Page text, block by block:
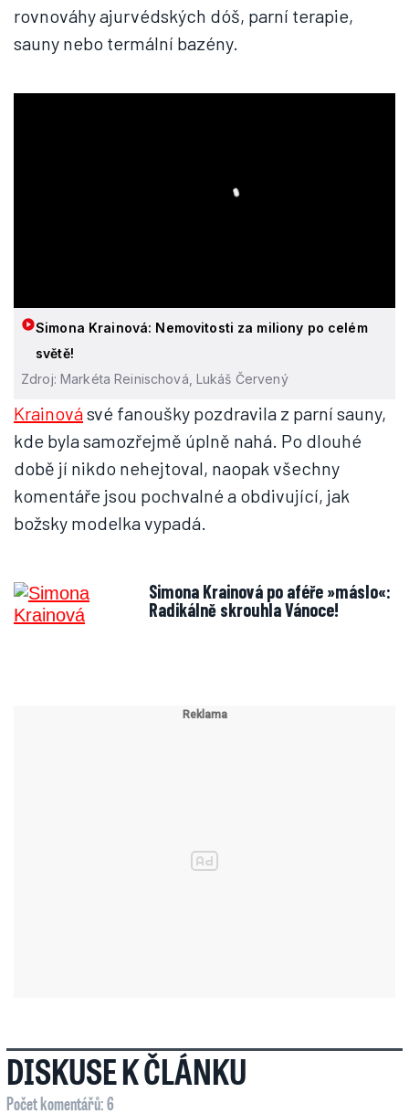
rovnováhy ajurvédských dóš, parní terapie,
sauny nebo termální bazény.
Simona Krainová: Nemovitosti za miliony po celém
světě!
Zdroj: Markéta Reinischová, Lukáš Červený
Krainovásvé fanoušky pozdravila z parní sauny,
kde byla samozřejmě úplně nahá. Po dlouhé
době jí nikdo nehejtoval, naopak všechny
komentáře jsou pochvalné a obdivující, jak
božsky modelka vypadá.
Simona Krainová po aféře »máslo«:
Radikálně skrouhla Vánoce!
DISKUSE K ČLÁNKU
Počet komentářů: 6